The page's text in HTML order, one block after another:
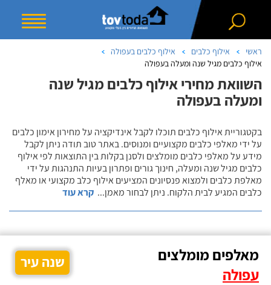
ראשי אילוף כלבים
אילוף כלבים בעפולה
אילוף כלבים מגיל שנה ומעלה בעפולה
השוואת מחירי אילוף כלבים מגיל שנה
ומעלה בעפולה
בקטגוריית אילוף כלבים תוכלו לקבל אינדיקציה על מחירון אימון כלבים
על ידי מאלפי כלבים מקצועיים ומנוסים. באתר טוב תודה ניתן לקבל
מידע על מאלפי כלבים מומלצים ולסנן בקלות בין התוצאות לפי אילוף
כלבים מגיל שנה ומעלה, חינוך גורים ופתרון בעיות התנהגות על ידי
מאלפת כלבים ולמצוא פנסיונים המציעים אילוף כלב מקצועי או מאלף
כלבים המגיע לבית הלקוח. ניתן לבחור מאמן... קרא עוד
מאלפים מומלצים
עפולה
שנה עיר